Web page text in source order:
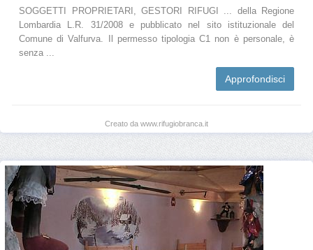
SOGGETTI PROPRIETARI, GESTORI RIFUGI ... della Regione
Lombardia L.R. 31/2008 e pubblicato nel sito istituzionale del
Comune di Valfurva. Il permesso tipologia C1 non è personale, è
senza ...
Approfondisci
Creato da www.rifugiobranca.it